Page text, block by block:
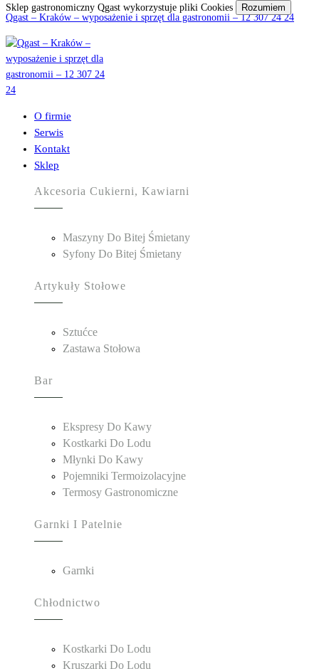
Qgast – Kraków – wyposażenie i sprzęt dla gastronomii – 12 307 24 24
O firmie
Serwis
Kontakt
Sklep
Akcesoria Cukierni, Kawiarni
Maszyny Do Bitej Śmietany
Syfony Do Bitej Śmietany
Artykuły Stołowe
Sztućce
Zastawa Stołowa
Bar
Ekspresy Do Kawy
Kostkarki Do Lodu
Młynki Do Kawy
Pojemniki Termoizolacyjne
Termosy Gastronomiczne
Garnki I Patelnie
Garnki
Chłodnictwo
Kostkarki Do Lodu
Kruszarki Do Lodu
Sklep gastronomiczny Qgast wykorzystuje pliki Cookies Rozumiem